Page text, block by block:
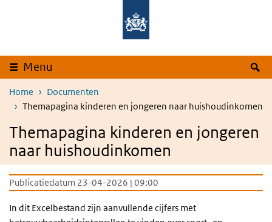
Overslaan en naar de inhoud gaan
Menu
Home
Documenten
Themapagina kinderen en jongeren naar huishoudinkomen
Themapagina kinderen en jongeren
naar huishoudinkomen
Publicatiedatum 23-04-2026 | 09:00
In dit Excelbestand zijn aanvullende cijfers met